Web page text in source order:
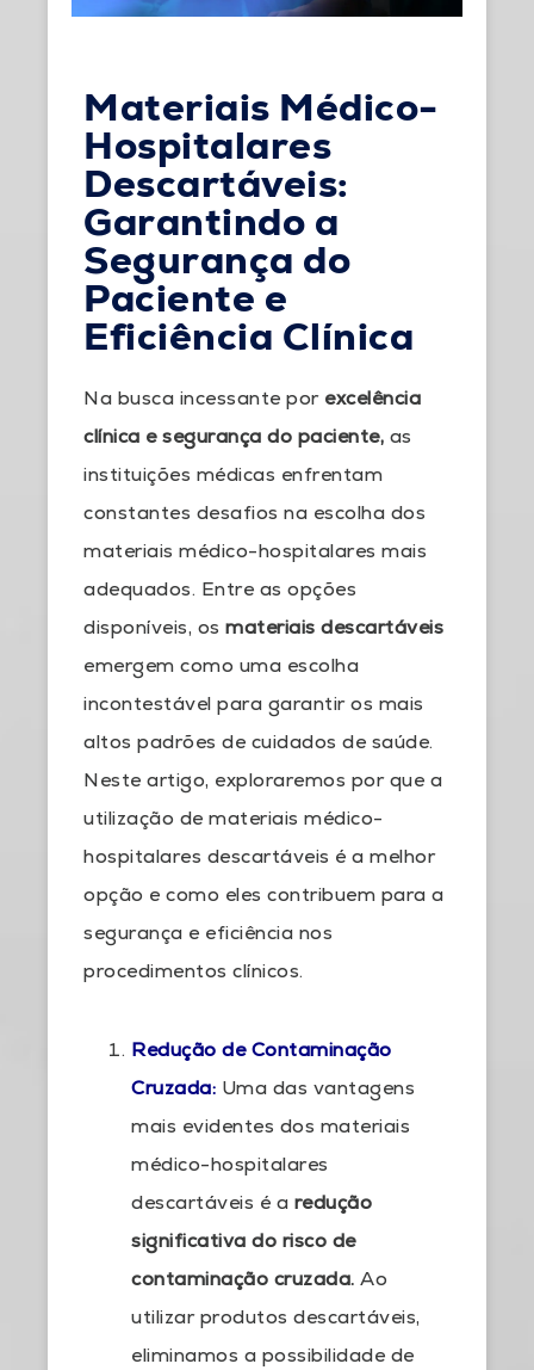
Materiais Médico-
Hospitalares
Descartáveis:
Garantindo a
Segurança do
Paciente e
Eficiência Clínica
Na busca incessante por excelência
clínica e segurança do paciente, as
instituições médicas enfrentam
constantes desafios na escolha dos
materiais médico-hospitalares mais
adequados. Entre as opções
disponíveis, os materiais descartáveis
emergem como uma escolha
incontestável para garantir os mais
altos padrões de cuidados de saúde.
Neste artigo, exploraremos por que a
utilização de materiais médico-
hospitalares descartáveis é a melhor
opção e como eles contribuem para a
segurança e eficiência nos
procedimentos clínicos.
Redução de Contaminação
Cruzada: Uma das vantagens
mais evidentes dos materiais
médico-hospitalares
descartáveis é a redução
significativa do risco de
contaminação cruzada. Ao
utilizar produtos descartáveis,
eliminamos a possibilidade de